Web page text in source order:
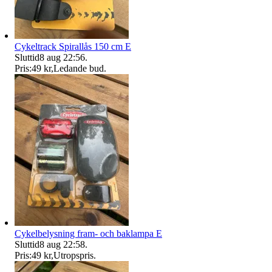
Cykeltrack Spirallås 150 cm E
Sluttid8 aug 22:56.
Pris:49 kr,Ledande bud.
Cykelbelysning fram- och baklampa E
Sluttid8 aug 22:58.
Pris:49 kr,Utropspris.